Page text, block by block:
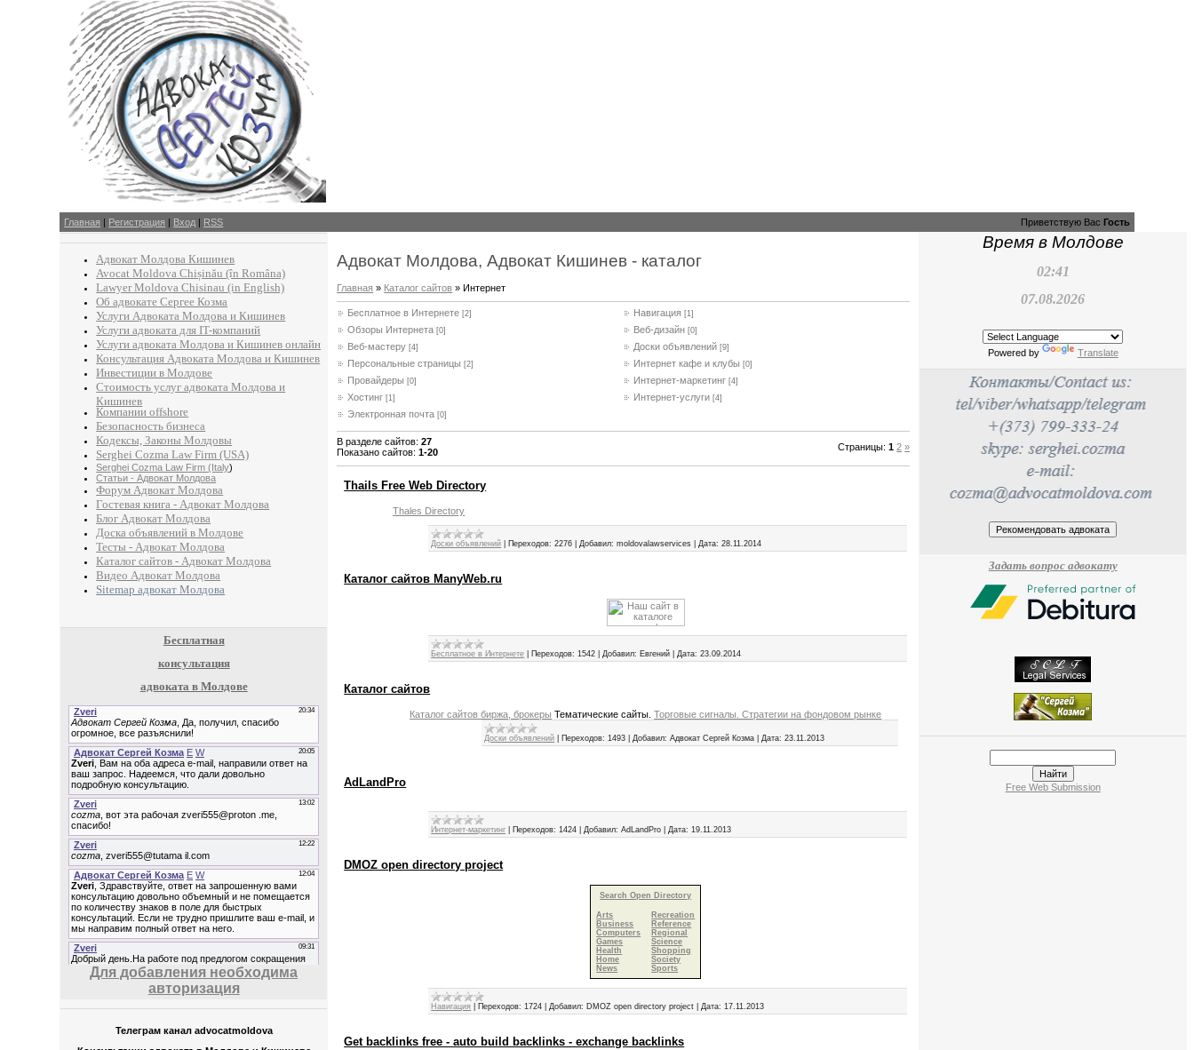
Главная | Регистрация | Вход | RSS Приветствую Вас Гость
Адвокат Молдова Кишинев
Avocat Moldova Chișinău (în Româna)
Lawyer Moldova Chisinau (in English)
Об адвокате Сергее Козма
Услуги Адвоката Молдова и Кишинев
Услуги адвоката для IT-компаний
Услуги адвоката Молдова и Кишинев онлайн
Консультация Адвоката Молдова и Кишинев
Инвестиции в Молдове
Стоимость услуг адвоката Молдова и
Кишинев
Компании offshore
Безопасность бизнеса
Кодексы, Законы Молдовы
Serghei Cozma Law Firm (USA)
Serghei Cozma Law Firm (Italy)
Статьи - Адвокат Молдова
Форум Адвокат Молдова
Гостевая книга - Адвокат Молдова
Блог Адвокат Молдова
Доска объявлений в Молдове
Тесты - Адвокат Молдова
Каталог сайтов - Адвокат Молдова
Видео Адвокат Молдова
Sitemap адвокат Молдова
Бесплатная
консультация
адвоката в Молдове
Для добавления необходима
авторизация
Телеграм канал advocatmoldova
Адвокат Молдова, Адвокат Кишинев - каталог
Главная » Каталог сайтов » Интернет
Бесплатное в Интернете [2] Навигация [1]
Обзоры Интернета [0] Веб-дизайн [0]
Веб-мастеру [4] Доски объявлений [9]
Персональные страницы [2] Интернет кафе и клубы [0]
Провайдеры [0] Интернет-маркетинг [4]
Хостинг [1] Интернет-услуги [4]
Электронная почта [0]
В разделе сайтов:27
Показано сайтов:1-20 Страницы:1 2 »
Thails Free Web Directory
Thales Directory
Доски объявлений Переходов: 2276 Добавил: moldovalawservices Дата: 28.11.2014
Каталог сайтов ManyWeb.ru
Бесплатное в Интернете Переходов: 1542 Добавил: Евгений Дата: 23.09.2014
Каталог сайтов
Каталог сайтов биржа, брокеры Тематические сайты.Торговые сигналы. Стратегии на фондовом рынке
Доски объявлений Переходов: 1493 Добавил: Адвокат Сергей Козма Дата: 23.11.2013
AdLandPro
Интернет-маркетинг Переходов: 1424 Добавил: AdLandPro Дата: 19.11.2013
DMOZ open directory project
Search Open Directory
Arts
Business
Computers
Games
Health
Home
News
Recreation
Reference
Regional
Science
Shopping
Society
Sports
Навигация Переходов: 1724 Добавил: DMOZ open directory project Дата: 17.11.2013
Get backlinks free - auto build backlinks - exchange backlinks
Время в Молдове
02:41
07.08.2026
Powered by Translate
Задать вопрос адвокату
Free Web Submission